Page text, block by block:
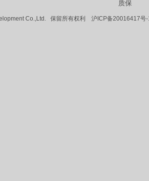
质保
Co.,Ltd. 保留所有权利 沪ICP备20016417号